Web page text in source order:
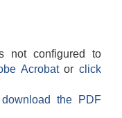
not configured to
Acrobatorclick
the PDF